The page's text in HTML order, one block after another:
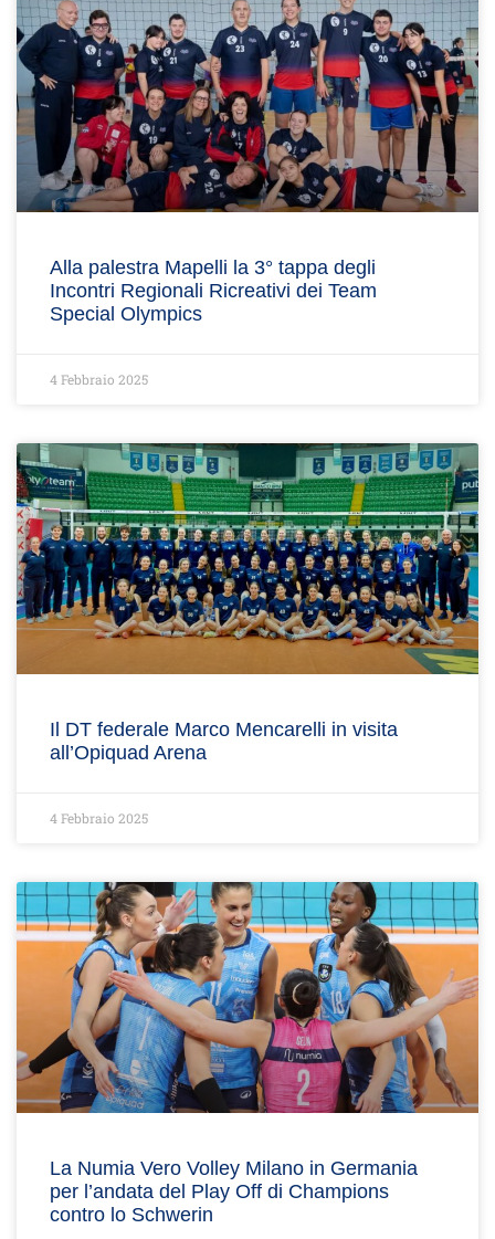
Alla palestra Mapelli la 3° tappa degli
Incontri Regionali Ricreativi dei Team
Special Olympics
4 Febbraio 2025
Il DT federale Marco Mencarelli in visita
all’Opiquad Arena
4 Febbraio 2025
La Numia Vero Volley Milano in Germania
per l’andata del Play Off di Champions
contro lo Schwerin